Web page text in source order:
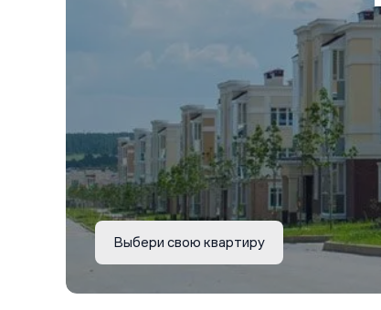
Выбери свою квартиру